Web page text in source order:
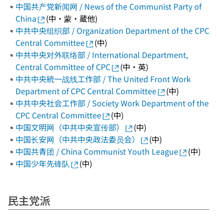
中国共产党新闻网 / News of the Communist Party of
China
(中・蒙・蔵他)
中共中央组织部 / Organization Department of the CPC
Central Committee
(中)
中共中央对外联络部 / International Department,
Central Committee of CPC
(中・英)
中共中央統一战线工作部 / The United Front Work
Department of CPC Central Committee
(中)
中共中央社会工作部 / Society Work Department of the
CPC Central Committee
(中)
中国文明网（中共中央宣传部）
(中)
中国长安网（中共中央政法委员会）
(中)
中国共青团 / China Communist Youth League
(中)
中国少年先锋队
(中)
民主党派